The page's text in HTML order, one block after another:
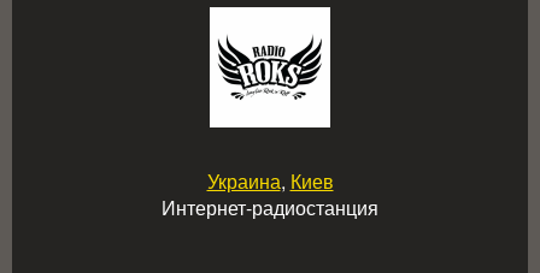
Украина, Киев
Интернет-радиостанция